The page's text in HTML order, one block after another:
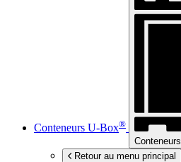
Conteneurs U-Box®
Conteneurs
Retour au menu principal